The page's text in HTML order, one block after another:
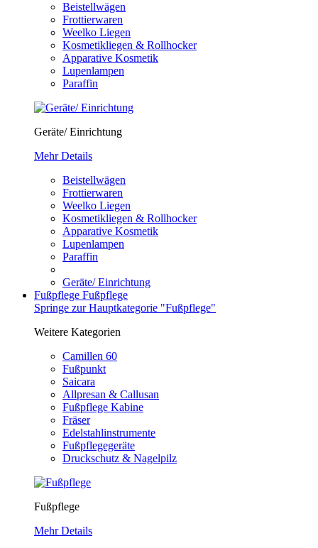
Beistellwägen
Frottierwaren
Weelko Liegen
Kosmetikliegen & Rollhocker
Apparative Kosmetik
Lupenlampen
Paraffin
Geräte/ Einrichtung
Mehr Details
Beistellwägen
Frottierwaren
Weelko Liegen
Kosmetikliegen & Rollhocker
Apparative Kosmetik
Lupenlampen
Paraffin
Geräte/ Einrichtung
Fußpflege Fußpflege
Springe zur Hauptkategorie "Fußpflege"
Weitere Kategorien
Camillen 60
Fußpunkt
Saicara
Allpresan & Callusan
Fußpflege Kabine
Fräser
Edelstahlinstrumente
Fußpflegegeräte
Druckschutz & Nagelpilz
Fußpflege
Mehr Details